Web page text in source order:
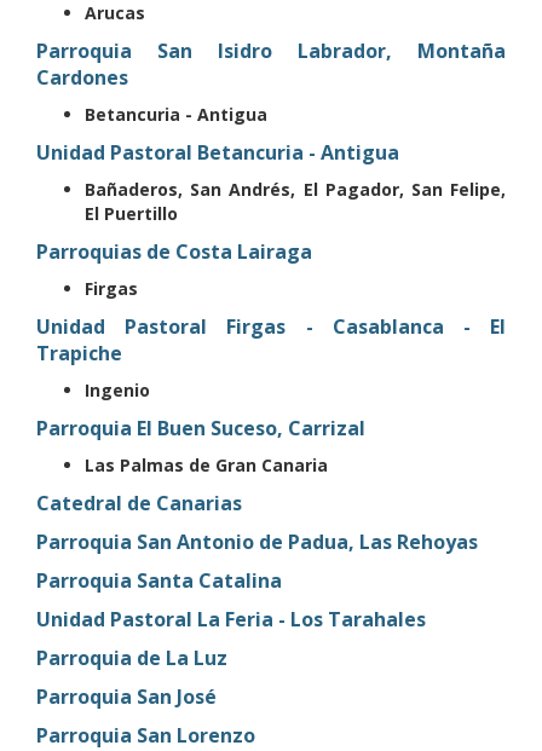
Arucas
Parroquia San Isidro Labrador, Montaña
Cardones
Betancuria - Antigua
Unidad Pastoral Betancuria - Antigua
Bañaderos, San Andrés, El Pagador, San Felipe,
El Puertillo
Parroquias de Costa Lairaga
Firgas
Unidad Pastoral Firgas - Casablanca - El
Trapiche
Ingenio
Parroquia El Buen Suceso, Carrizal
Las Palmas de Gran Canaria
Catedral de Canarias
Parroquia San Antonio de Padua, Las Rehoyas
Parroquia Santa Catalina
Unidad Pastoral La Feria - Los Tarahales
Parroquia de La Luz
Parroquia San José
Parroquia San Lorenzo